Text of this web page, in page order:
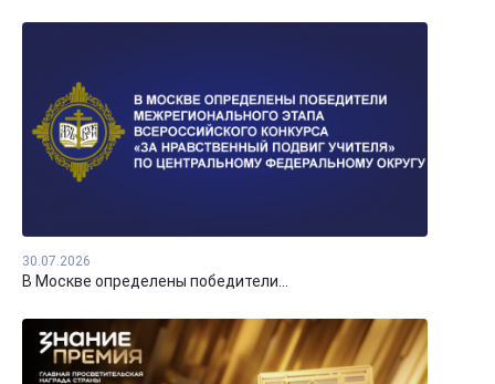
30.07.2026
В Москве определены победители...